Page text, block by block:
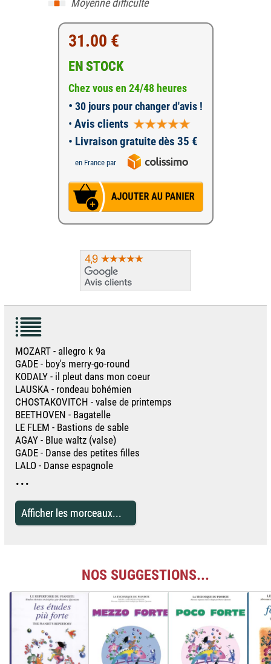
Moyenne difficulté
31.00 €
EN STOCK
Chez vous en 24/48 heures
• 30 jours pour changer d'avis !
• Avis clients
• Livraison gratuite dès 35 €
en France par
MOZART - allegro k 9a
GADE - boy's merry-go-round
KODALY - il pleut dans mon coeur
LAUSKA - rondeau bohémien
CHOSTAKOVITCH - valse de printemps
BEETHOVEN - Bagatelle
LE FLEM - Bastions de sable
AGAY - Blue waltz (valse)
GADE - Danse des petites filles
LALO - Danse espagnole
...
Afficher les morceaux...
NOS SUGGESTIONS...